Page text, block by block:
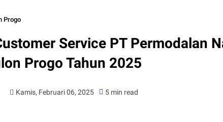
Progo
Service PT Permodalan
Progo Tahun 2025
Kamis, Februari 06, 2025 5 min read